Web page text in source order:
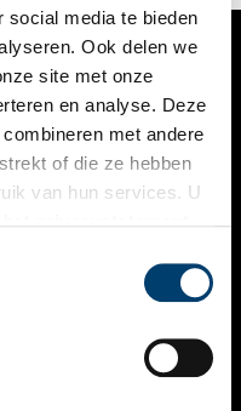
social media te bieden
Ook delen we
site met onze
en analyse. Deze
met andere
of die ze hebben
van hun services. U